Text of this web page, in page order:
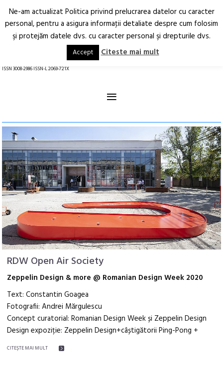
Arhitectură.
Oraș.
RO EN
ISSN 3008-2986 ISSN-L 2069-721X
≡
RDW Open Air Society
Zeppelin Design & more @ Romanian Design Week 2020
Text: Constantin Goagea
Fotografii: Andrei Mărgulescu
Concept curatorial: Romanian Design Week și Zeppelin Design
Design expoziție: Zeppelin Design+câștigătorii Ping-Pong +
CITEŞTE MAI MULT
Ne-am actualizat Politica privind prelucrarea datelor cu caracter
personal, pentru a asigura informaţii detaliate despre cum folosim
şi protejăm datele dvs. cu caracter personal şi drepturile dvs.
Accept Citeste mai mult